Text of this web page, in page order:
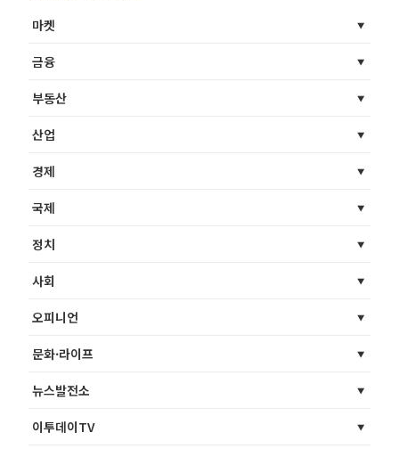
마켓
금융
부동산
산업
경제
국제
정치
사회
오피니언
문화·라이프
뉴스발전소
이투데이TV